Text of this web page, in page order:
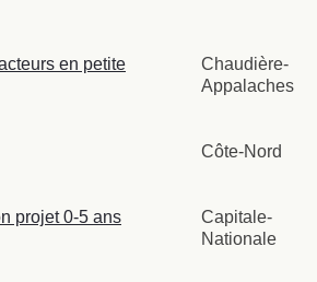
en petite
Chaudière-
Appalaches
Côte-Nord
projet 0-5 ans
Capitale-
Nationale